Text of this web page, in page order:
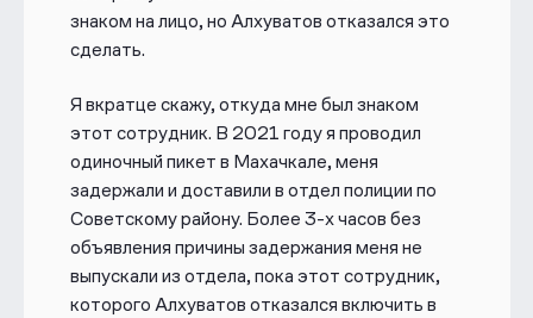
знаком на лицо, но Алхуватов отказался это
сделать.
Я вкратце скажу, откуда мне был знаком
этот сотрудник. В 2021 году я проводил
одиночный пикет в Махачкале, меня
задержали и доставили в отдел полиции по
Советскому району. Более 3-х часов без
объявления причины задержания меня не
выпускали из отдела, пока этот сотрудник,
которого Алхуватов отказался включить в